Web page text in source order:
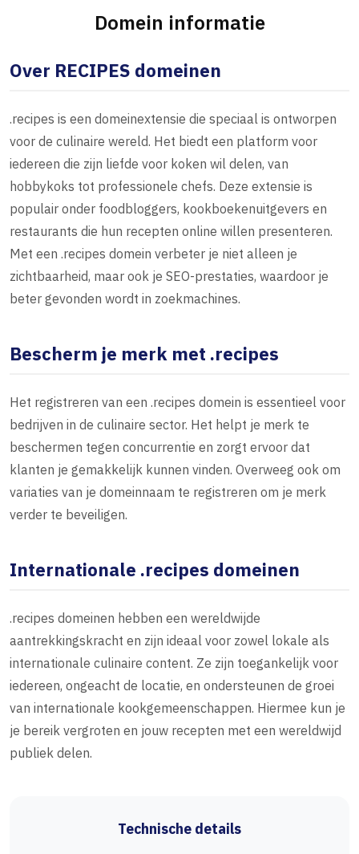
Domein informatie
Over RECIPES domeinen
.recipes is een domeinextensie die speciaal is ontworpen
voor de culinaire wereld. Het biedt een platform voor
iedereen die zijn liefde voor koken wil delen, van
hobbykoks tot professionele chefs. Deze extensie is
populair onder foodbloggers, kookboekenuitgevers en
restaurants die hun recepten online willen presenteren.
Met een .recipes domein verbeter je niet alleen je
zichtbaarheid, maar ook je SEO-prestaties, waardoor je
beter gevonden wordt in zoekmachines.
Bescherm je merk met .recipes
Het registreren van een .recipes domein is essentieel voor
bedrijven in de culinaire sector. Het helpt je merk te
beschermen tegen concurrentie en zorgt ervoor dat
klanten je gemakkelijk kunnen vinden. Overweeg ook om
variaties van je domeinnaam te registreren om je merk
verder te beveiligen.
Internationale .recipes domeinen
.recipes domeinen hebben een wereldwijde
aantrekkingskracht en zijn ideaal voor zowel lokale als
internationale culinaire content. Ze zijn toegankelijk voor
iedereen, ongeacht de locatie, en ondersteunen de groei
van internationale kookgemeenschappen. Hiermee kun je
je bereik vergroten en jouw recepten met een wereldwijd
publiek delen.
Technische details